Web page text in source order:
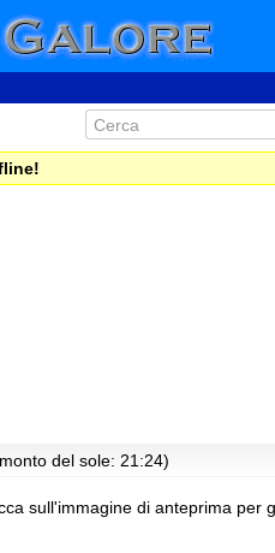
del sole: 21:24)
sull'immagine di anteprima per